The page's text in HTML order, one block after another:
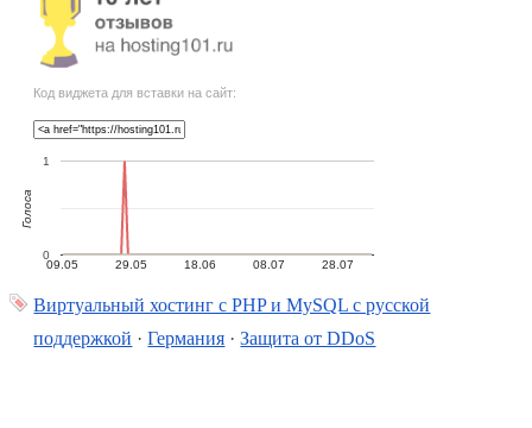
Код виджета для вставки на сайт:
09.05 29.05 18.06 08.07 28.07
0
1
Голоса
Виртуальный хостинг c PHP и MySQL с русской
поддержкой ·Германия ·Защита от DDoS